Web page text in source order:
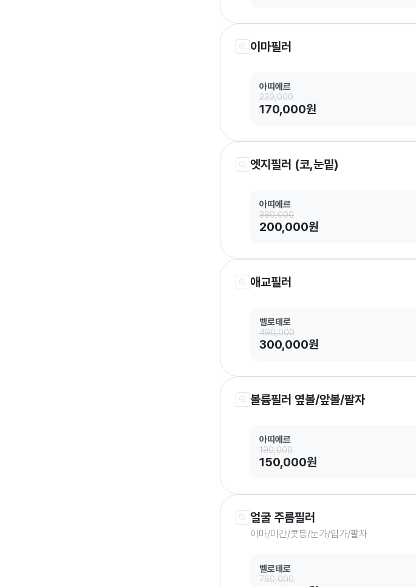
이마필러
아띠에르
230,000
170,000원
엣지필러 (코,눈밑)
아띠에르
380,000
200,000원
애교필러
벨로테로
490,000
300,000원
볼륨필러 옆볼/앞볼/팔자
아띠에르
190,000
150,000원
얼굴 주름필러
이마/미간/콧등/눈가/입가/팔자
벨로테로
760,000